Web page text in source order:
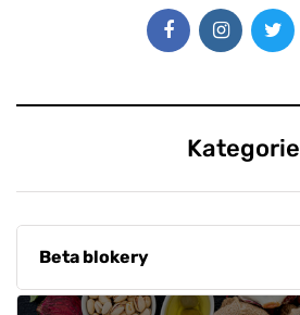
Kategorie
Beta blokery